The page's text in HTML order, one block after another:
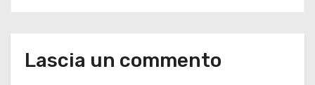
Lascia un commento